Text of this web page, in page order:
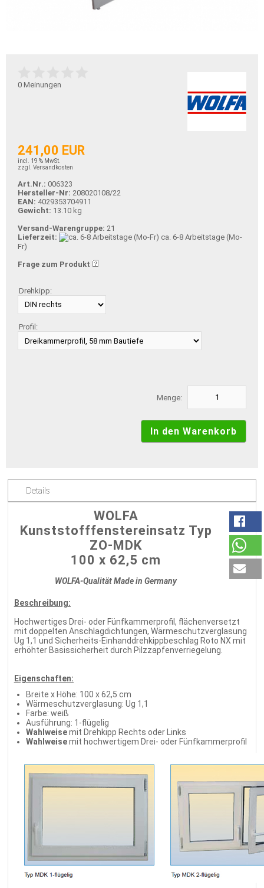
0 Meinungen
241,00 EUR
incl. 19 % MwSt.
zzgl. Versandkosten
Art.Nr.: 006323
Hersteller-Nr: 208020108/22
EAN: 4029353704911
Gewicht: 13.10 kg
Versand-Warengruppe: 21
Lieferzeit:
ca. 6-8 Arbeitstage (Mo-
Fr)
Frage zum Produkt
Drehkipp:
Profil:
Menge:
Details
WOLFA
Kunststofffenstereinsatz Typ
ZO-MDK
100 x 62,5 cm
WOLFA-Qualität Made in Germany
Beschreibung:
Hochwertiges Drei- oder Fünfkammerprofil, flächenversetzt
mit doppelten Anschlagdichtungen, Wärmeschutzverglasung
Ug 1,1 und Sicherheits-Einhanddrehkippbeschlag Roto NX mit
erhöhter Basissicherheit durch Pilzzapfenverriegelung.
Eigenschaften:
Breite x Höhe: 100 x 62,5 cm
Wärmeschutzverglasung: Ug 1,1
Farbe: weiß
Ausführung: 1-flügelig
Wahlweisemit Drehkipp Rechts oder Links
Wahlweisemit hochwertigem Drei- oder Fünfkammerprofil